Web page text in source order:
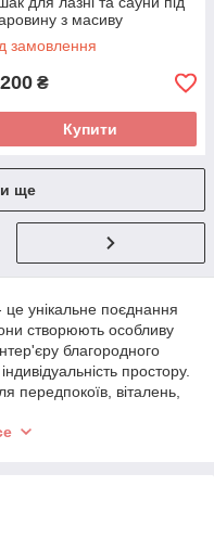
з масиву
замовлення
₴
Купити
ще
це унікальне поєднання
створюють особливу
благородного
простору.
передпокоїв, віталень,
Настінні моделі